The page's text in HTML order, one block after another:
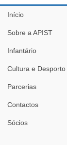
Início
Sobre a APIST
Infantário
Cultura e Desporto
Parcerias
Contactos
Sócios